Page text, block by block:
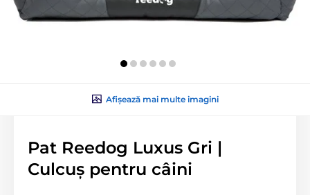
Afișează mai multe imagini
Pat Reedog Luxus Gri |
Culcuș pentru câini